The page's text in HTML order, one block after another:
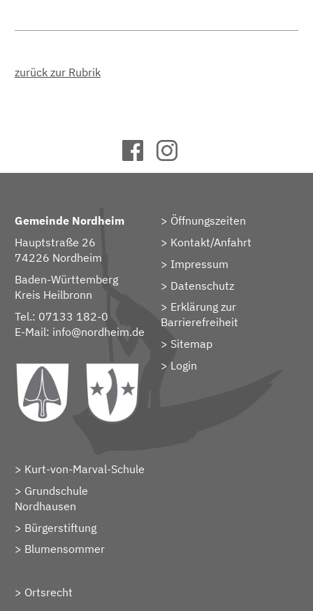
zurück zur Rubrik
Gemeinde Nordheim
Hauptstraße 26
74226 Nordheim
Baden-Württemberg
Kreis Heilbronn
Tel.: 07133 182-0
E-Mail: info@nordheim.de
Öffnungszeiten
Kontakt/Anfahrt
Impressum
Datenschutz
Erklärung zur
Barrierefreiheit
Sitemap
> Login
Kurt-von-Marval-Schule
Grundschule
Nordhausen
Bürgerstiftung
Blumensommer
Ortsrecht